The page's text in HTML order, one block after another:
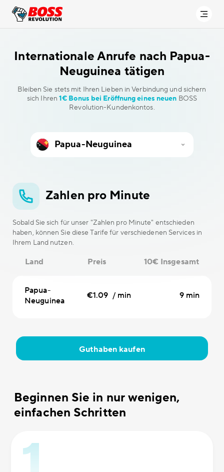
Internationale Anrufe nach Papua-
Neuguinea tätigen
Bleiben Sie stets mit Ihren Lieben in Verbindung und sichern
sich Ihren1€ Bonus bei Eröffnung eines neuen BOSS
Revolution-Kundenkontos.
Zahlen pro Minute
Sobald Sie sich für unser "Zahlen pro Minute" entschieden
haben, können Sie diese Tarife für verschiedenen Services in
Ihrem Land nutzen.
Land Preis 10€ Insgesamt
Papua-
Neuguinea
€1.09 / min 9 min
Guthaben kaufen
Beginnen Sie in nur wenigen,
einfachen Schritten